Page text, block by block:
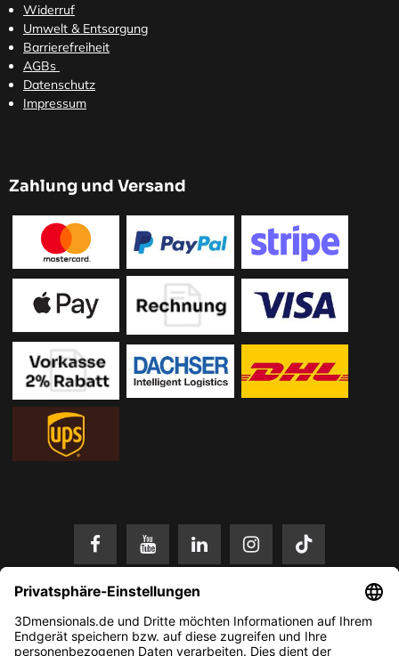
Widerruf
Umwelt & Entsorgung
Barrierefreiheit
AGBs
Datenschutz
Impressum
Zahlung und Versand
* Alle Preise in EUR inkl. gesetzl. Mehrwertsteuer zzgl. Versandkosten.
Änderungen und Irrtümer vorbehalten. Nur solange der Vorrat reicht.
© 2026 3Dmensionals / PONTIALIS GmbH & Co. KG - All Rights Reserved.​